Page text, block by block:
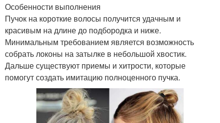
Особенности выполнения
Пучок на короткие волосы получится удачным и
красивым на длине до подбородка и ниже.
Минимальным требованием является возможность
собрать локоны на затылке в небольшой хвостик.
Дальше существуют приемы и хитрости, которые
помогут создать имитацию полноценного пучка.